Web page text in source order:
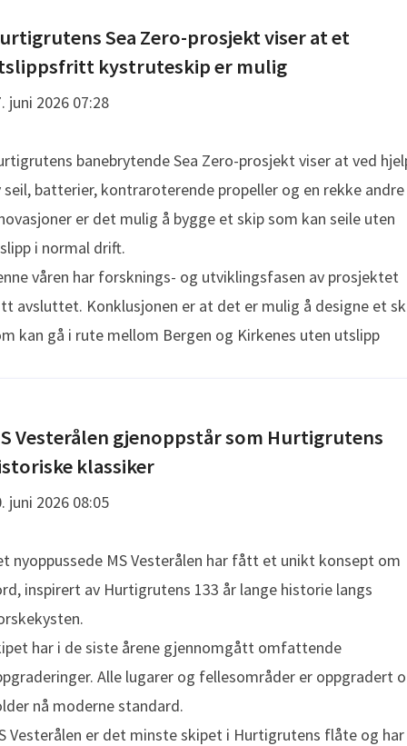
Sea Zero-prosjekt viser at et
kystruteskip er mulig
juni 2026 07:28
banebrytende Sea Zero-prosjekt viser at ved
seil, batterier, kontraroterende propeller og en rekke andre
er det mulig å bygge et skip som kan seile uten
i normal drift.
våren har forsknings- og utviklingsfasen av prosjektet
avsluttet. Konklusjonen er at det er mulig å designe et
kan gå i rute mellom Bergen og Kirkenes uten utslipp
Vesterålen gjenoppstår som Hurtigrutens
klassiker
juni 2026 08:05
nyoppussede MS Vesterålen har fått et unikt konsept om
inspirert av Hurtigrutens 133 år lange historie langs
har i de siste årene gjennomgått omfattende
Alle lugarer og fellesområder er oppgradert
nå moderne standard.
Vesterålen er det minste skipet i Hurtigrutens flåte og har